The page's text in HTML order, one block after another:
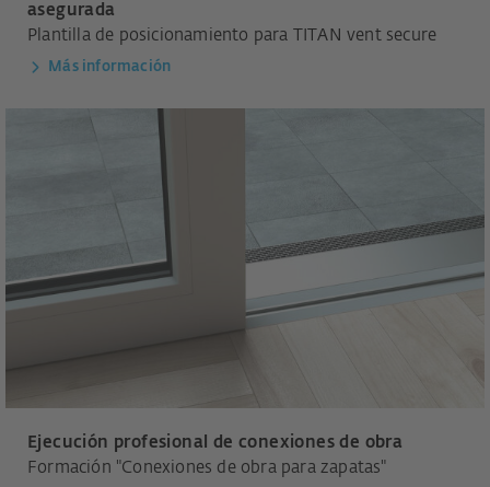
asegurada
Plantilla de posicionamiento para TITAN vent secure
Más información
Ejecución profesional de conexiones de obra
Formación "Conexiones de obra para zapatas"